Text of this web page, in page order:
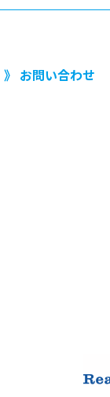
》 お問い合わせ